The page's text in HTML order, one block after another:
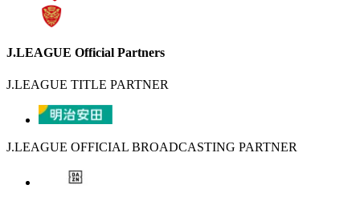
J.LEAGUE Official Partners
J.LEAGUE TITLE PARTNER
J.LEAGUE OFFICIAL BROADCASTING PARTNER